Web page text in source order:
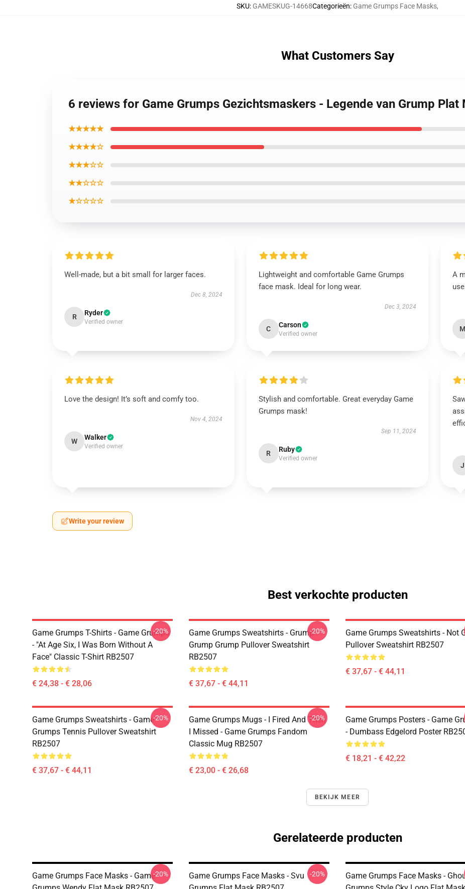
SKU: GAMESKUG-14668Categorieën: Game Grumps Face Masks,
What Customers Say
6 reviews for Game Grumps Gezichtsmaskers - Legende van Grump Plat
★★★★★
★★★★☆
★★★☆☆
★★☆☆☆
★☆☆☆☆
Well-made, but a bit small for larger faces.
Dec 8, 2024
R Ryder
Verified owner
Lightweight and comfortable Game Grumps
face mask. Ideal for long wear.
Dec 3, 2024
C Carson
Verified owner
A
M
Love the design! It’s soft and comfy too.
Nov 4, 2024
W Walker
Verified owner
Stylish and comfortable. Great everyday Game
Grumps mask!
Sep 11, 2024
R Ruby
Verified owner
J
Write your review
Best verkochte producten
Game Grumps T-Shirts - Game Grumps
- "At Age Six, I Was Born Without A
Face" Classic T-Shirt RB2507
€ 24,38 - € 28,06
-20%
Game Grumps Sweatshirts - Grump
Grump Grump Pullover Sweatshirt
RB2507
€ 37,67 - € 44,11
-20%
Game Grumps Sweatshirts - Not
Pullover Sweatshirt RB2507
€ 37,67 - € 44,11
Game Grumps Sweatshirts - Game
Grumps Tennis Pullover Sweatshirt
RB2507
€ 37,67 - € 44,11
-20%
Game Grumps Mugs - I Fired And Then
I Missed - Game Grumps Fandom
Classic Mug RB2507
€ 23,00 - € 26,68
-20%
Game Grumps Posters - Game
- Dumbass Edgelord Poster
€ 18,21 - € 42,22
BEKIJK MEER
Gerelateerde producten
Game Grumps Face Masks - Game-20%
Game Grumps Face Masks - Svu
-20%
Game Grumps Face Masks -